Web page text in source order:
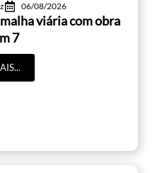
06/08/2026
viária com obra
7